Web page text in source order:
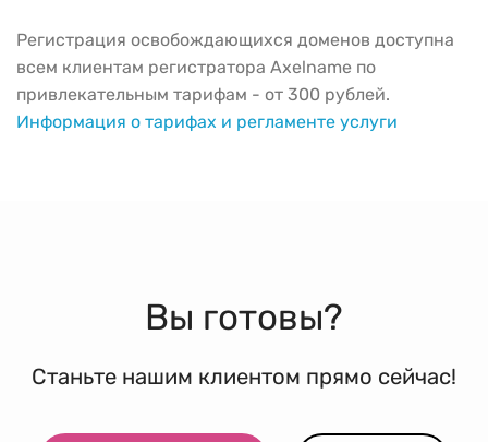
Регистрация освобождающихся доменов доступна
всем клиентам регистратора Axelname по
привлекательным тарифам - от 300 рублей.
Информация о тарифах и регламенте услуги
Вы готовы?
Станьте нашим клиентом прямо сейчас!